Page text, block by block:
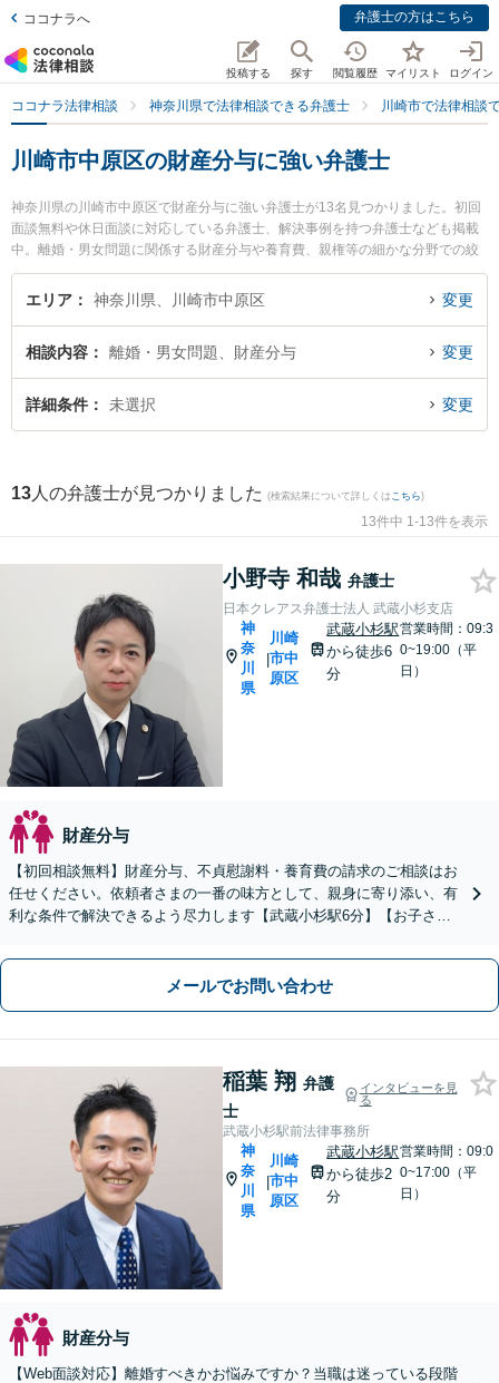
ココナラへ 弁護士の方はこちら
投稿する 探す 閲覧履歴 マイリスト ログイン
ココナラ法律相談 神奈川県で法律相談できる弁護士 川崎市で法律相談
川崎市中原区の財産分与に強い弁護士
神奈川県の川崎市中原区で財産分与に強い弁護士が13名見つかりました。初回
面談無料や休日面談に対応している弁護士、解決事例を持つ弁護士なども掲載
中。離婚・男女問題に関係する財産分与や養育費、親権等の細かな分野での絞
り込み検索もでき便利です。特に日本クレアス弁護士法人 武蔵小杉支店の小野
寺 和哉弁護士や武蔵小杉駅前法律事務所の稲葉 翔弁護士、武蔵小杉つばき法律
すぐに弁護士に相談したい』『財産分与のトラブル解決の実績豊富な近くの弁
護士を検索したい』『初回相談無料で財産分与を法律相談できる川崎市中原区
内の弁護士に相談予約したい』などでお困りの相談者さんにおすすめです。
エリア 神奈川県、川崎市中原区 変更
相談内容 離婚・男女問題、財産分与 変更
詳細条件 未選択 変更
13 人の弁護士が見つかりました (検索結果について詳しくは こちら)
13件中 1-13件を表示
小野寺 和哉 弁護士
日本クレアス弁護士法人 武蔵小杉支店
神
奈
川
県
|
川崎
市中
原区
武蔵小杉駅
から徒歩6
分
営業時間：09:3
0~19:00（平
日）
財産分与
【初回相談無料】財産分与、不貞慰謝料・養育費の請求のご相談はお
任せください。依頼者さまの一番の味方として、親身に寄り添い、有
利な条件で解決できるよう尽力します【武蔵小杉駅6分】【お子さま
メールでお問い合わせ
稲葉 翔 弁護
士
インタビューを見
る
武蔵小杉駅前法律事務所
神
奈
川
県
|
川崎
市中
原区
武蔵小杉駅
から徒歩2
分
営業時間：09:0
0~17:00（平
日）
財産分与
【Web面談対応】離婚すべきかお悩みですか？当職は迷っている段階